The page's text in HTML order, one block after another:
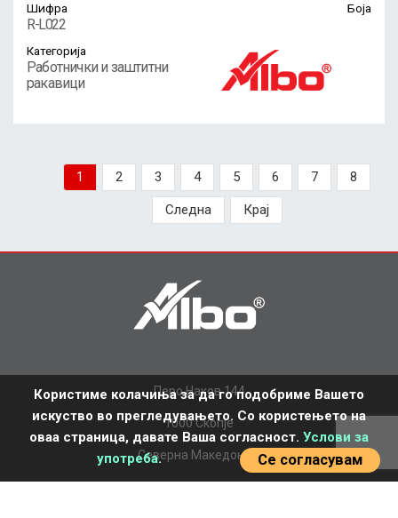
Шифра
R-L022
Боја
Категорија
Работнички и заштитни
ракавици
1 2 3 4 5 6 7 8
Следна Крај
Перо Наков 144
1000 Скопје
Северна Македонија
Користиме колачиња за да го подобриме Вашето
искуство во прегледувањето. Со користењето на
оваа страница, давате Ваша согласност. Услови за
употреба. Се согласувам